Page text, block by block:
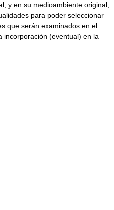
y en su medioambiente original,
para poder seleccionar
que serán examinados en el
incorporación (eventual) en la